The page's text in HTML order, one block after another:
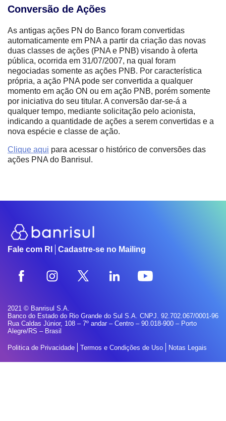
Conversão de Ações
As antigas ações PN do Banco foram convertidas
automaticamente em PNA a partir da criação das novas
duas classes de ações (PNA e PNB) visando à oferta
pública, ocorrida em 31/07/2007, na qual foram
negociadas somente as ações PNB. Por característica
própria, a ação PNA pode ser convertida a qualquer
momento em ação ON ou em ação PNB, porém somente
por iniciativa do seu titular. A conversão dar-se-á a
qualquer tempo, mediante solicitação pelo acionista,
indicando a quantidade de ações a serem convertidas e a
nova espécie e classe de ação.
Clique aqui para acessar o histórico de conversões das
ações PNA do Banrisul.
Fale com RI Cadastre-se no Mailing
2021 © Banrisul S.A.
Banco do Estado do Rio Grande do Sul S.A. CNPJ. 92.702.067/0001-96
Rua Caldas Júnior, 108 – 7º andar – Centro – 90.018-900 – Porto
Alegre/RS – Brasil
Politica de Privacidade Termos e Condições de Uso Notas Legais